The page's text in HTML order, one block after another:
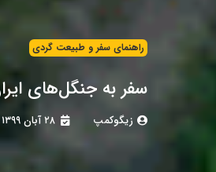
راهنمای سفر و طبیعت گردی
سفر به جنگل‌های
زیگوکمپ ۲۸ آبان ۱۳۹۹